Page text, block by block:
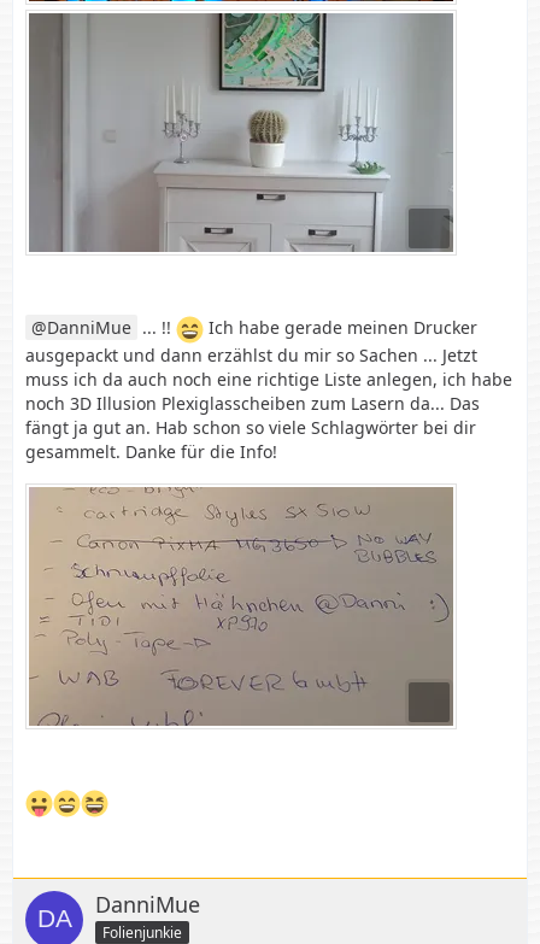
DanniMue ... !!
Ich habe gerade meinen Drucker
ausgepackt und dann erzählst du mir so Sachen ... Jetzt
muss ich da auch noch eine richtige Liste anlegen, ich habe
noch 3D Illusion Plexiglasscheiben zum Lasern da... Das
fängt ja gut an. Hab schon so viele Schlagwörter bei dir
gesammelt. Danke für die Info!
DanniMue
Folienjunkie